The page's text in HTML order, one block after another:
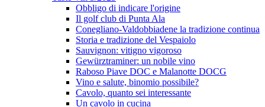
Obbligo di indicare l'origine
Il golf club di Punta Ala
Conegliano-Valdobbiadene la tradizione continua
Storia e tradizione del Vespaiolo
Sauvignon: vitigno vigoroso
Gewürztraminer: un nobile vino
Raboso Piave DOC e Malanotte DOCG
Vino e salute, binomio possibile?
Cavolo, quanto sei interessante
Un cavolo in cucina